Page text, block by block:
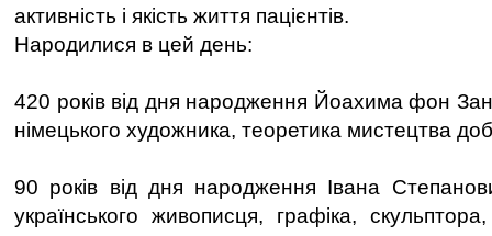
активність і якість життя пацієнтів.
Народилися в цей день:
420 років від дня народження Йоахима фон
німецького художника, теоретика мистецтва
90 років від дня народження Івана
українського живописця, графіка,